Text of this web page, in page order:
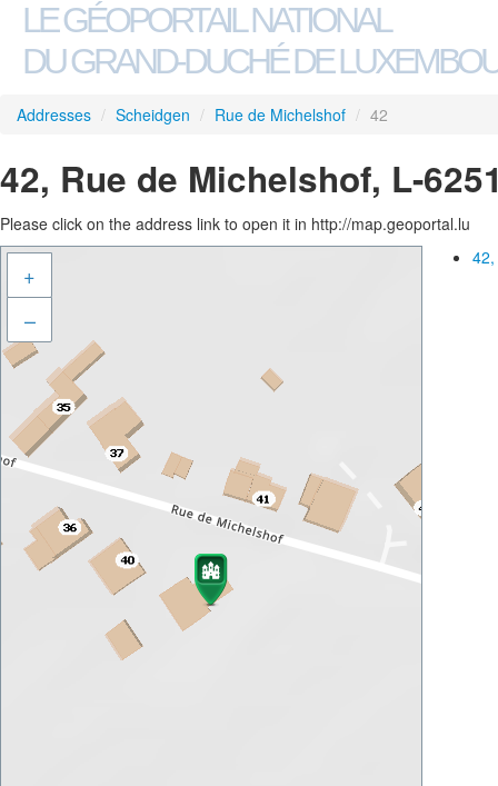
LE GÉOPORTAIL NATIONAL
DU GRAND-DUCHÉ DE
Addresses / Scheidgen / Rue de Michelshof / 42
42, Rue de Michelshof, L-
Please click on the address link to open it in http://map.geoportal.lu
+
–